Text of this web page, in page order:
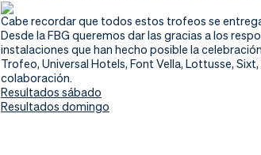
Cabe recordar que todos estos trofeos se
Desde la FBG queremos dar las gracias a los
instalaciones que han hecho posible la
Trofeo, Universal Hotels, Font Vella, Lottusse,
colaboración.
Resultados sábado
Resultados domingo